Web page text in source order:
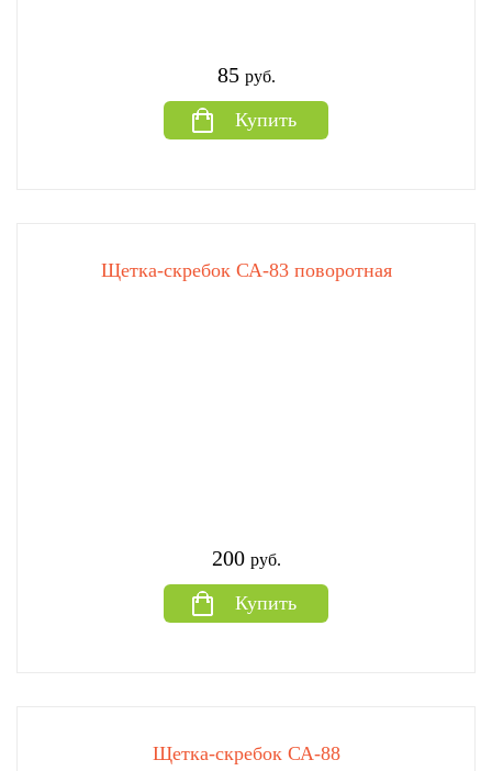
85 руб.
Купить
Щетка-скребок СА-83 поворотная
200 руб.
Купить
Щетка-скребок СА-88